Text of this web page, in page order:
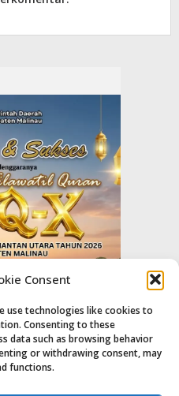
Consent
use technologies like cookies to
Consenting to these
data such as browsing behavior
or withdrawing consent, may
functions.